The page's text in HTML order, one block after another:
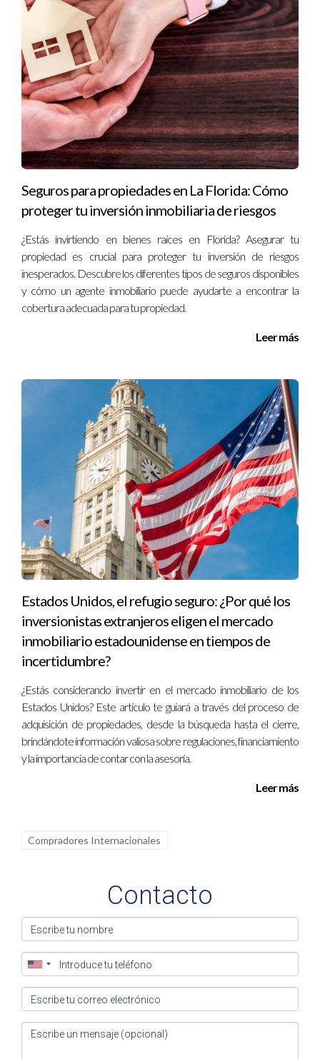
------------------------------
Conoce mas sobre el autor:
Carolina Arceo: Tu Experta en Bienes Raíces en
Miami Dade.Tu aliada estratégica en el mercado
inmobiliario de Miami Dade. Con años de
experiencia y un profundo conocimiento del
mercado local, se dedica a guiar a inversionistas
de propiedades en Estados Unidos. Su objetivo es
simplificar el proceso y ayudarte a tomar
decisiones informadas para que puedas alcanzar
tus metas de inversión.
Teléfono
Correo
Electrónico:
info@carolinaarceorealtor.com Sitio
Web ¡Contactalahoy mismo y descubre cómo
Seguros para propiedades en La Florida: Cómo
proteger tu inversión inmobiliaria de riesgos
¿Estás invirtiendo en bienes raíces en Florida? Asegurar tu
propiedad es crucial para proteger tu inversión de riesgos
inesperados. Descubre los diferentes tipos de seguros disponibles
y cómo un agente inmobiliario puede ayudarte a encontrar la
cobertura adecuada para tu propiedad.
Leer más
Estados Unidos, el refugio seguro: ¿Por qué los
inversionistas extranjeros eligen el mercado
inmobiliario estadounidense en tiempos de
incertidumbre?
¿Estás considerando invertir en el mercado inmobiliario de los
Estados Unidos? Este artículo te guiará a través del proceso de
adquisición de propiedades, desde la búsqueda hasta el cierre,
brindándote información valiosa sobre regulaciones, financiamiento
y la importancia de contar con la asesoría.
Leer más
Compradores Internacionales
Contacto